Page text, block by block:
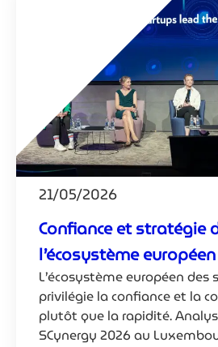
21/05/2026
Confiance et stratégie
l’écosystème
startups d’IA
L’écosystème européen des
privilégie la confiance et la
plutôt que la rapidité.
SCynergy 2026 au